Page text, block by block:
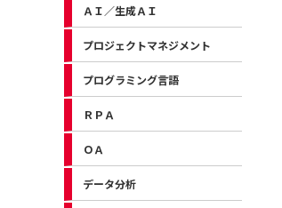
ＡＩ／生成ＡＩ
プロジェクトマネジメント
プログラミング言語
ＲＰＡ
ＯＡ
データ分析